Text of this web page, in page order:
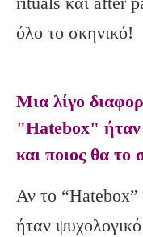
όλο το σκηνικό!
Μια λίγο
"Hatebox" ήταν
και ποιος θα το
Αν το “Hatebox”
ήταν